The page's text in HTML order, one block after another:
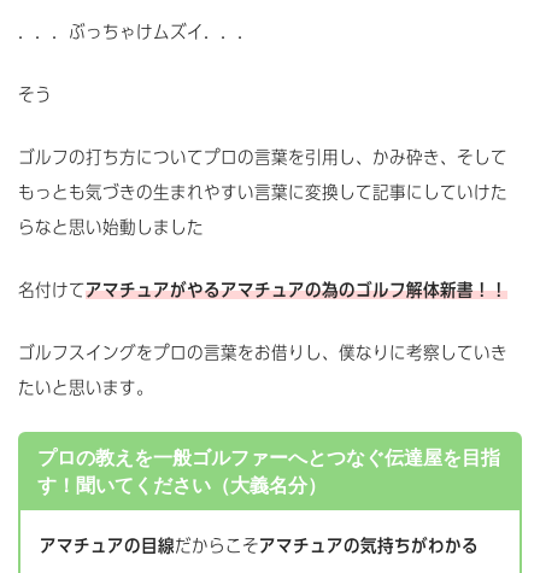
．．．ぶっちゃけムズイ．．．
そう
ゴルフの打ち方についてプロの言葉を引用し、かみ砕き、そして
もっとも気づきの生まれやすい言葉に変換して記事にしていけた
らなと思い始動しました
名付けてアマチュアがやるアマチュアの為のゴルフ解体新書！！
ゴルフスイングをプロの言葉をお借りし、僕なりに考察していき
たいと思います。
プロの教えを一般ゴルファーへとつなぐ伝達屋を目指
す！聞いてください（大義名分）
アマチュアの目線だからこそアマチュアの気持ちがわかる